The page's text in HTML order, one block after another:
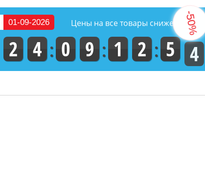
01-09-2026 Цены на все товары снижены на
2 4 0 9 1 2 5 3